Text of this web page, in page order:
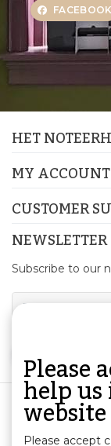
FACEBOOK
HET
MY ACCOUNT
CUSTOMER
NEWSLETTER
Subscribe to our
Please
help
website
Please accept